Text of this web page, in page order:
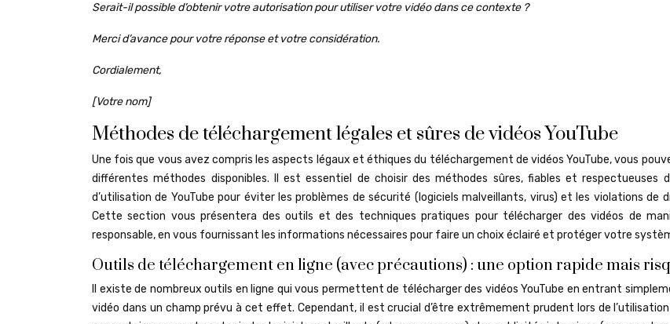
Serait-il possible d’obtenir votre autorisation pour utiliser votre vidéo dans ce contexte ?
Merci d’avance pour votre réponse et votre considération.
Cordialement,
[Votre nom]
Méthodes de téléchargement légales et sûres de vidéos YouTube
Une fois que vous avez compris les aspects légaux et éthiques du téléchargement de vidéos YouTube, vous
différentes méthodes disponibles. Il est essentiel de choisir des méthodes sûres, fiables et respectueuses
d’utilisation de YouTube pour éviter les problèmes de sécurité (logiciels malveillants, virus) et les violations de
Cette section vous présentera des outils et des techniques pratiques pour télécharger des vidéos de
responsable, en vous fournissant les informations nécessaires pour faire un choix éclairé et protéger votre
Outils de téléchargement en ligne (avec précautions) : une option rapide mais
Il existe de nombreux outils en ligne qui vous permettent de télécharger des vidéos YouTube en entrant
vidéo dans un champ prévu à cet effet. Cependant, il est crucial d’être extrêmement prudent lors de